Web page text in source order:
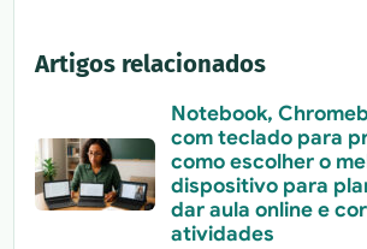
Artigos relacionados
Notebook,
com teclado para
como escolher o
dispositivo para
dar aula online e
atividades